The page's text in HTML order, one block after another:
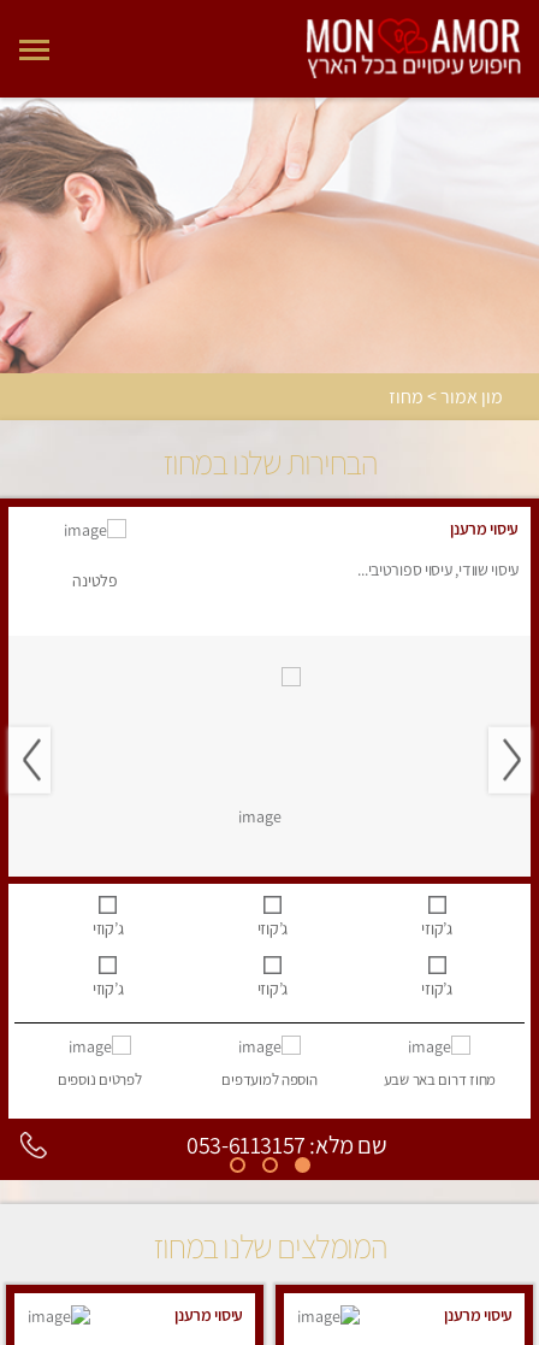
מון אמור > מחוז
הבחירות שלנו במחוז
עיסוי מרענן
עיסוי שוודי, עיסוי ספורטיבי...
פלטינה
ג’קוזי ג’קוזי ג’קוזי
ג’קוזי ג’קוזי ג’קוזי
מחוז דרוםבאר שבע הוספהלמועדפים לפרטים נוספים
שם מלא: 053-6113157
המומלצים שלנו במחוז
עיסוי מרענן
עיסוי מרענן